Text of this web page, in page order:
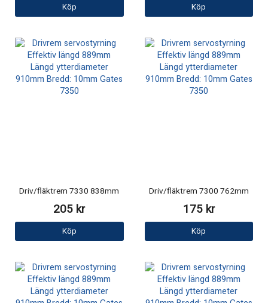
Köp Köp
Driv/fläktrem 7330 838mm
205 kr
Köp
Driv/fläktrem 7300 762mm
175 kr
Köp